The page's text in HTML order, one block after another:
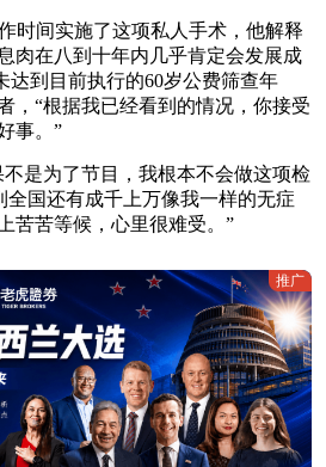
时间实施了这项私人手术，他解释
肉在八到十年内几乎肯定会发展成
达到目前执行的60岁公费筛查年
，“根据我已经看到的情况，你接受
事。”
是为了节目，我根本不会做这项检
全国还有成千上万像我一样的无症
苦苦等候，心里很难受。”
推广